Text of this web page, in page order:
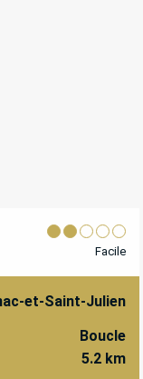
Facile
et-Saint-Julien
Boucle
5.2 km